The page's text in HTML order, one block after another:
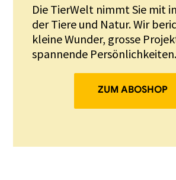
Die TierWelt nimmt Sie mit
der Tiere und Natur. Wir
kleine Wunder, grosse
spannende Persönlichkeiten.
ZUM ABOSHOP